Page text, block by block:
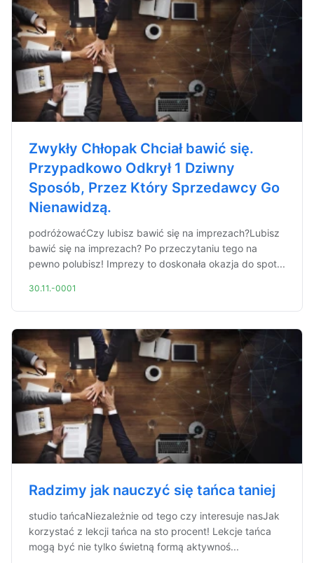
Zwykły Chłopak Chciał bawić się.
Przypadkowo Odkrył 1 Dziwny
Sposób, Przez Który Sprzedawcy Go
Nienawidzą.
podróżowaćCzy lubisz bawić się na imprezach?Lubisz
bawić się na imprezach? Po przeczytaniu tego na
pewno polubisz! Imprezy to doskonała okazja do spot...
30.11.-0001
Radzimy jak nauczyć się tańca taniej
studio tańcaNiezależnie od tego czy interesuje nasJak
korzystać z lekcji tańca na sto procent! Lekcje tańca
mogą być nie tylko świetną formą aktywnoś...